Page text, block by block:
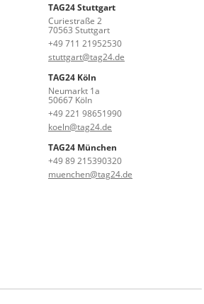
TAG24 Stuttgart
Curiestraße 2
70563 Stuttgart
+49 711 21952530
stuttgart@tag24.de
TAG24 Köln
Neumarkt 1a
50667 Köln
+49 221 98651990
koeln@tag24.de
TAG24 München
+49 89 215390320
muenchen@tag24.de